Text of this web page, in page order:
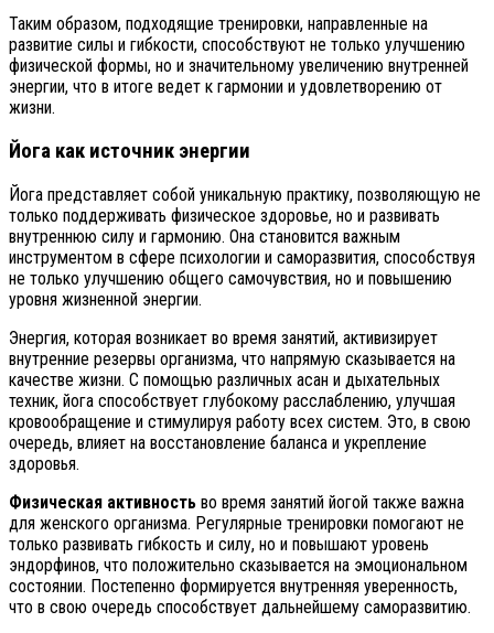
Таким образом, подходящие тренировки, направленные на
развитие силы и гибкости, способствуют не только улучшению
физической формы, но и значительному увеличению внутренней
энергии, что в итоге ведет к гармонии и удовлетворению от
жизни.
Йога как источник энергии
Йога представляет собой уникальную практику, позволяющую не
только поддерживать физическое здоровье, но и развивать
внутреннюю силу и гармонию. Она становится важным
инструментом в сфере психологии и саморазвития, способствуя
не только улучшению общего самочувствия, но и повышению
уровня жизненной энергии.
Энергия, которая возникает во время занятий, активизирует
внутренние резервы организма, что напрямую сказывается на
качестве жизни. С помощью различных асан и дыхательных
техник, йога способствует глубокому расслаблению, улучшая
кровообращение и стимулируя работу всех систем. Это, в свою
очередь, влияет на восстановление баланса и укрепление
здоровья.
Физическая активность во время занятий йогой также важна
для женского организма. Регулярные тренировки помогают не
только развивать гибкость и силу, но и повышают уровень
эндорфинов, что положительно сказывается на эмоциональном
состоянии. Постепенно формируется внутренняя уверенность,
что в свою очередь способствует дальнейшему саморазвитию.